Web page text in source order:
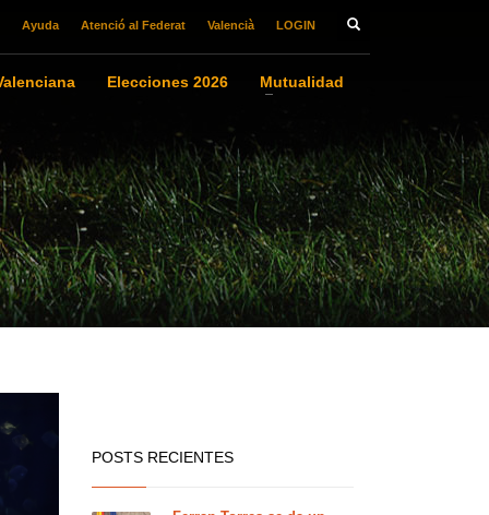
Ayuda Atenció al Federat Valencià LOGIN
Elecciones 2026 Mutualidad
POSTS RECIENTES